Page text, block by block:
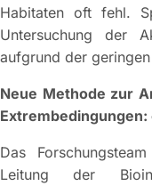
Habitaten oft fehl.
Untersuchung der
aufgrund der
Neue Methode zur
Extrembedingungen:
Das
Leitung der